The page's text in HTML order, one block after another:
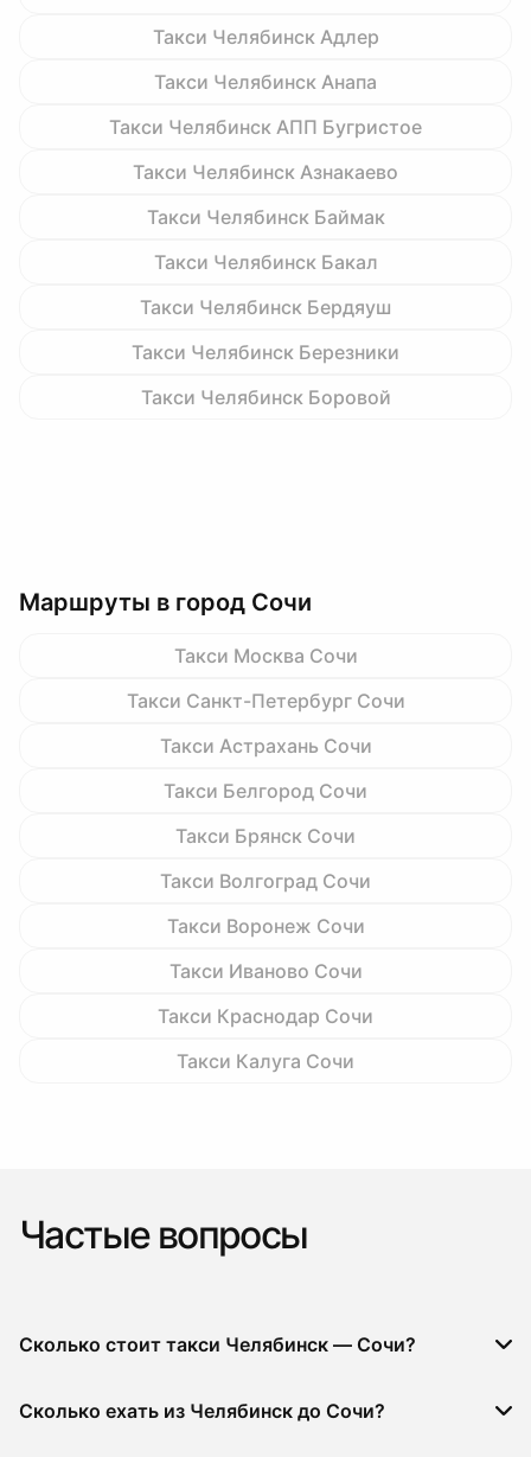
Такси Челябинск Адлер
Такси Челябинск Анапа
Такси Челябинск АПП Бугристое
Такси Челябинск Азнакаево
Такси Челябинск Баймак
Такси Челябинск Бакал
Такси Челябинск Бердяуш
Такси Челябинск Березники
Такси Челябинск Боровой
Маршруты в город Сочи
Такси Москва Сочи
Такси Санкт-Петербург Сочи
Такси Астрахань Сочи
Такси Белгород Сочи
Такси Брянск Сочи
Такси Волгоград Сочи
Такси Воронеж Сочи
Такси Иваново Сочи
Такси Краснодар Сочи
Такси Калуга Сочи
Частые вопросы
Сколько стоит такси Челябинск — Сочи?
Сколько ехать из Челябинск до Сочи?